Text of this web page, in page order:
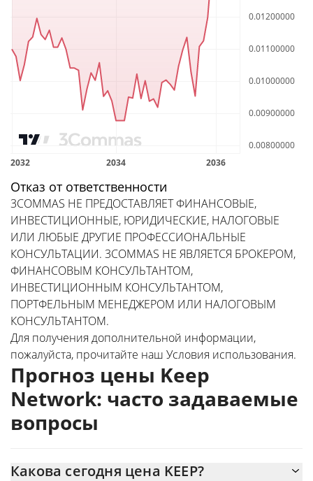
Отказ от ответственности
3COMMAS НЕ ПРЕДОСТАВЛЯЕТ ФИНАНСОВЫЕ,
ИНВЕСТИЦИОННЫЕ, ЮРИДИЧЕСКИЕ, НАЛОГОВЫЕ
ИЛИ ЛЮБЫЕ ДРУГИЕ ПРОФЕССИОНАЛЬНЫЕ
КОНСУЛЬТАЦИИ. 3COMMAS НЕ ЯВЛЯЕТСЯ БРОКЕРОМ,
ФИНАНСОВЫМ КОНСУЛЬТАНТОМ,
ИНВЕСТИЦИОННЫМ КОНСУЛЬТАНТОМ,
ПОРТФЕЛЬНЫМ МЕНЕДЖЕРОМ ИЛИ НАЛОГОВЫМ
КОНСУЛЬТАНТОМ.
Для получения дополнительной информации,
пожалуйста, прочитайте наш Условия использования.
Прогноз цены Keep
Network: часто задаваемые
вопросы
Какова сегодня цена KEEP?